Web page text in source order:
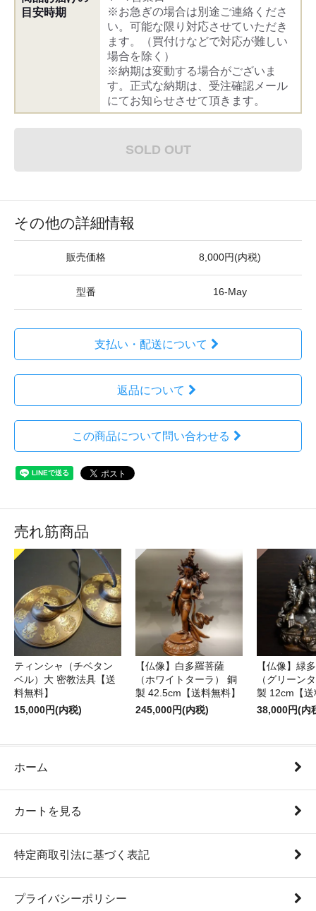
目安時期
※お急ぎの場合は別途ご連絡くださ
い。可能な限り対応させていただき
ます。（買付けなどで対応が難しい
場合を除く）
※納期は変動する場合がございま
す。正式な納期は、受注確認メール
にてお知らせさせて頂きます。
SOLD OUT
その他の詳細情報
販売価格 8,000円(内税)
型番 16-May
支払い・配送について
返品について
この商品について問い合わせる
売れ筋商品
ティンシャ（チベタン
ベル）大 密教法具【送
料無料】
15,000円(内税)
【仏像】白多羅菩薩
（ホワイトターラ） 銅
製 42.5cm【送料無料】
245,000円(内税)
【仏像】緑
（グリーン
製 12cm【
38,000円(内
ホーム
カートを見る
特定商取引法に基づく表記
プライバシーポリシー